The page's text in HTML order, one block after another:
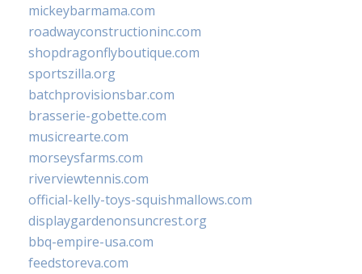
mickeybarmama.com
roadwayconstructioninc.com
shopdragonflyboutique.com
sportszilla.org
batchprovisionsbar.com
brasserie-gobette.com
musicrearte.com
morseysfarms.com
riverviewtennis.com
official-kelly-toys-squishmallows.com
displaygardenonsuncrest.org
bbq-empire-usa.com
feedstoreva.com